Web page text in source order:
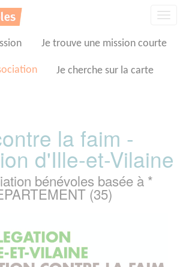
Je trouve une mission courte
Je cherche sur la carte
la faim -
d'Ille-et-Vilaine
bénévoles basée à *
(35)
cookies